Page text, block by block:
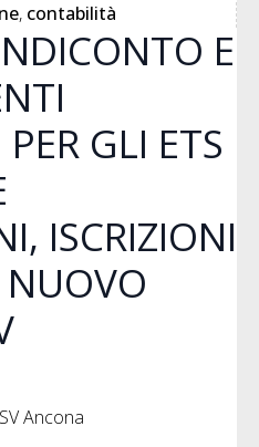
contabilità
E
GLI ETS
ISCRIZIONI
NUOVO
Ancona